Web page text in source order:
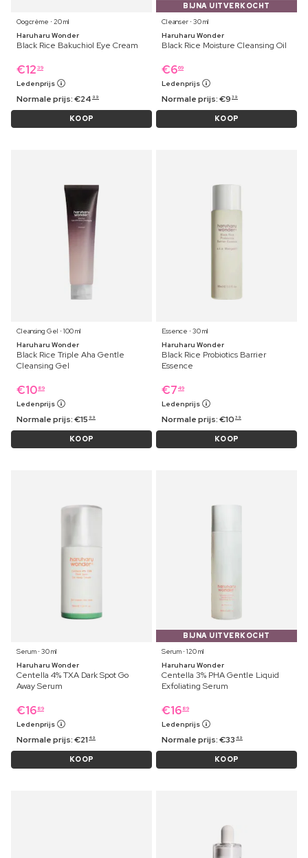
Oogcrème ⋅ 20 ml
Haruharu Wonder
Black Rice Bakuchiol Eye Cream
€12 39
Ledenprijs
Normale prijs:€24 99
KOOP
BIJNA UITVERKOCHT
Cleanser ⋅ 30 ml
Haruharu Wonder
Black Rice Moisture Cleansing Oil
€669
Ledenprijs
Normale prijs:€9 39
KOOP
Cleansing Gel ⋅ 100 ml
Haruharu Wonder
Black Rice Triple Aha Gentle
Cleansing Gel
€10 89
Ledenprijs
Normale prijs:€15 99
KOOP
Essence ⋅ 30 ml
Haruharu Wonder
Black Rice Probiotics Barrier
Essence
€7 49
Ledenprijs
Normale prijs:€10 39
KOOP
Serum ⋅ 30 ml
Haruharu Wonder
Centella 4% TXA Dark Spot Go
Away Serum
€16 89
Ledenprijs
Normale prijs:€21 49
KOOP
BIJNA UITVERKOCHT
Serum ⋅ 120 ml
Haruharu Wonder
Centella 3% PHA Gentle Liquid
Exfoliating Serum
€16 89
Ledenprijs
Normale prijs:€33 49
KOOP